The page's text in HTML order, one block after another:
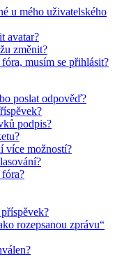
u mého uživatelského
avatar?
změnit?
musím se přihlásit?
poslat odpověď?
podpis?
více možností?
rozepsanou zprávu“